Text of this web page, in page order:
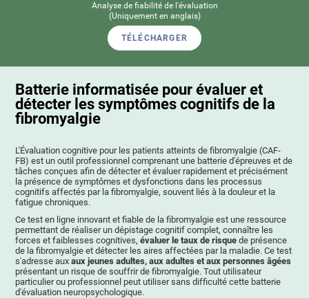
Analyse de fiabilité de l'évaluation
(Uniquement en anglais)
TÉLÉCHARGER
Batterie informatisée pour évaluer et
détecter les symptômes cognitifs de la
fibromyalgie
L'Évaluation cognitive pour les patients atteints de fibromyalgie (CAF-
FB) est un outil professionnel comprenant une batterie d'épreuves et de
tâches conçues afin de détecter et évaluer rapidement et précisément
la présence de symptômes et dysfonctions dans les processus
cognitifs affectés par la fibromyalgie, souvent liés à la douleur et la
fatigue chroniques.
Ce test en ligne innovant et fiable de la fibromyalgie est une ressource
permettant de réaliser un dépistage cognitif complet, connaître les
forces et faiblesses cognitives,évaluer le taux de risque de présence
de la fibromyalgie et détecter les aires affectées par la maladie. Ce test
s'adresse auxaux jeunes adultes, aux adultes et aux personnes âgées
présentant un risque de souffrir de fibromyalgie. Tout utilisateur
particulier ou professionnel peut utiliser sans difficulté cette batterie
d'évaluation neuropsychologique.